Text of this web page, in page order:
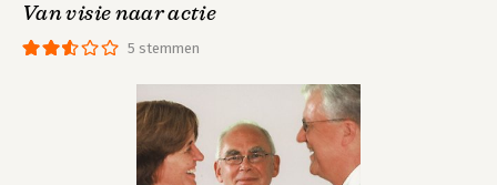
5 stemmen
Van visie naar actie